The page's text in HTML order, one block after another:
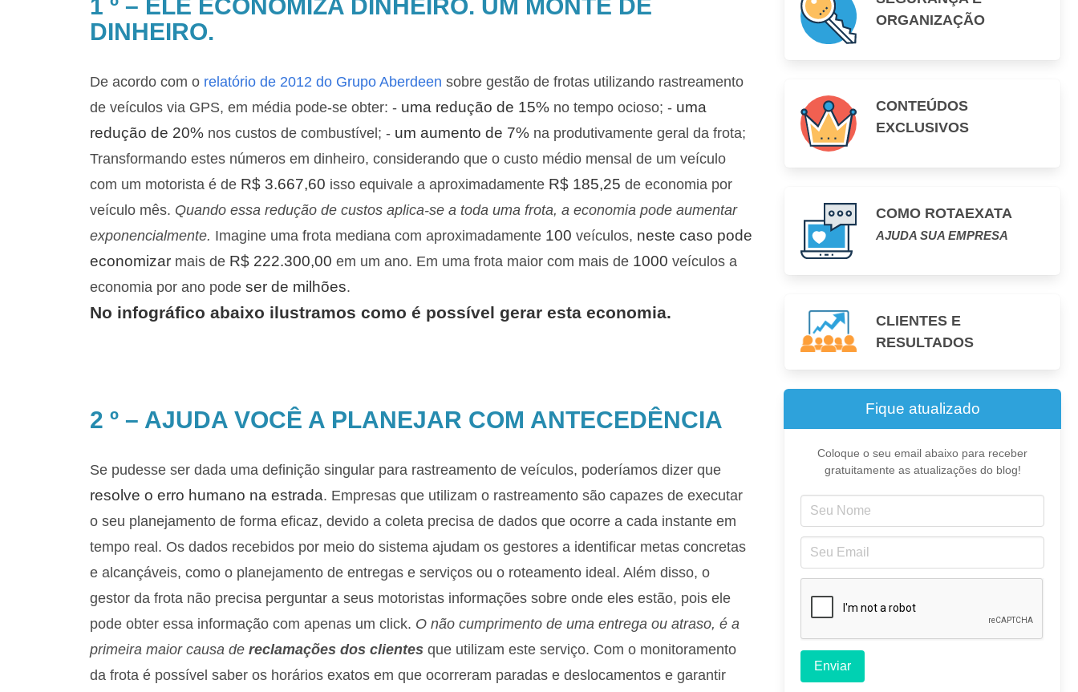
1 º – ELE ECONOMIZA DINHEIRO. UM MONTE DE
DINHEIRO.
De acordo com o relatório de 2012 do Grupo Aberdeen sobre gestão de frotas utilizando rastreamento
de veículos via GPS, em média pode-se obter: - uma redução de 15% no tempo ocioso; - uma
redução de 20% nos custos de combustível; - um aumento de 7% na produtivamente geral da frota;
Transformando estes números em dinheiro, considerando que o custo médio mensal de um veículo
com um motorista é de R$ 3.667,60 isso equivale a aproximadamente R$ 185,25 de economia por
veículo mês. Quando essa redução de custos aplica-se a toda uma frota, a economia pode aumentar
exponencialmente. Imagine uma frota mediana com aproximadamente 100 veículos, neste caso pode
economizar mais de R$ 222.300,00 em um ano. Em uma frota maior com mais de 1000 veículos a
economia por ano pode ser de milhões.
No infográfico abaixo ilustramos como é possível gerar esta economia.
2 º – AJUDA VOCÊ A PLANEJAR COM ANTECEDÊNCIA
Se pudesse ser dada uma definição singular para rastreamento de veículos, poderíamos dizer que
resolve o erro humano na estrada. Empresas que utilizam o rastreamento são capazes de executar
o seu planejamento de forma eficaz, devido a coleta precisa de dados que ocorre a cada instante em
tempo real. Os dados recebidos por meio do sistema ajudam os gestores a identificar metas concretas
e alcançáveis, como o planejamento de entregas e serviços ou o roteamento ideal. Além disso, o
gestor da frota não precisa perguntar a seus motoristas informações sobre onde eles estão, pois ele
pode obter essa informação com apenas um click. O não cumprimento de uma entrega ou atraso, é a
primeira maior causa de reclamações dos clientes que utilizam este serviço. Com o monitoramento
da frota é possível saber os horários exatos em que ocorreram paradas e deslocamentos e garantir
ORGANIZAÇÃO
CONTEÚDOS
EXCLUSIVOS
COMO ROTAEXATA
AJUDA SUA EMPRESA
CLIENTES E
RESULTADOS
Fique atualizado
Coloque o seu email abaixo para receber
gratuitamente as atualizações do blog!
Enviar